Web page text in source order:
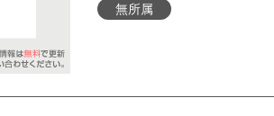
無所属